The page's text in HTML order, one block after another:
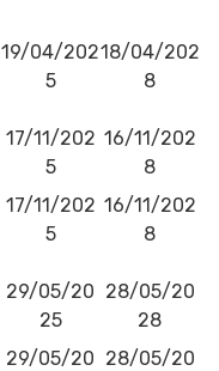
19/04/202
5
18/04/202
8
17/11/202
5
16/11/202
8
17/11/202
5
16/11/202
8
29/05/20
25
28/05/20
28
29/05/20 28/05/20